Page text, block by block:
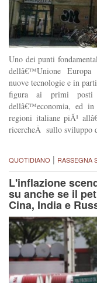
Uno dei punti
dellâ€™Unione
nuove tecnologie e in
figura ai primi posti
dellâ€™economia, ed
regioni italiane piÃ¹
ricercheÂ sullo sviluppo
QUOTIDIANO | RASSEGNA
L'inflazione
su anche se il
Cina, India e